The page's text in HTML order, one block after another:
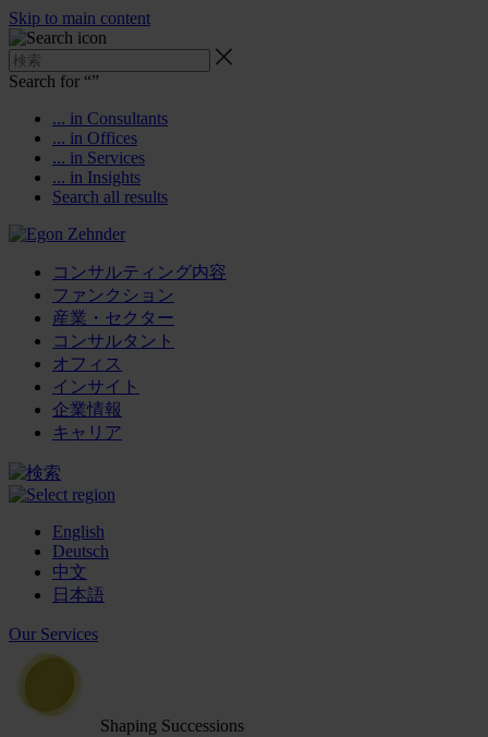
Skip to main content
Search for “”
... in Consultants
... in Offices
... in Services
... in Insights
Search all results
コンサルティング内容
ファンクション
産業・セクター
コンサルタント
オフィス
インサイト
企業情報
キャリア
English
Deutsch
中文
日本語
Our Services
Shaping Successions